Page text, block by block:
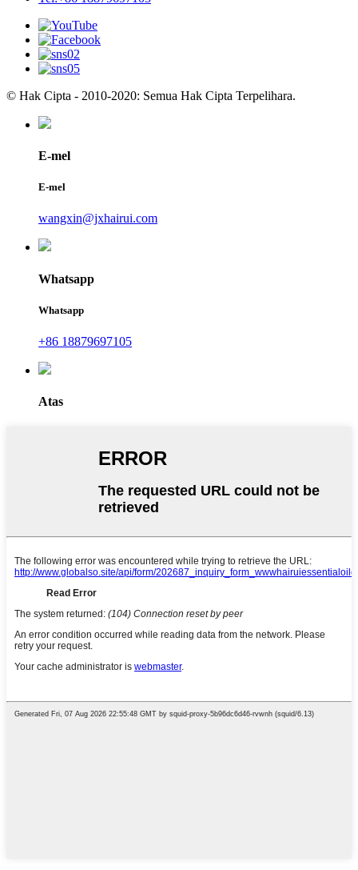
© Hak Cipta - 2010-2020: Semua Hak Cipta Terpelihara.
E-mel
E-mel
wangxin@jxhairui.com
Whatsapp
Whatsapp
+86 18879697105
Atas